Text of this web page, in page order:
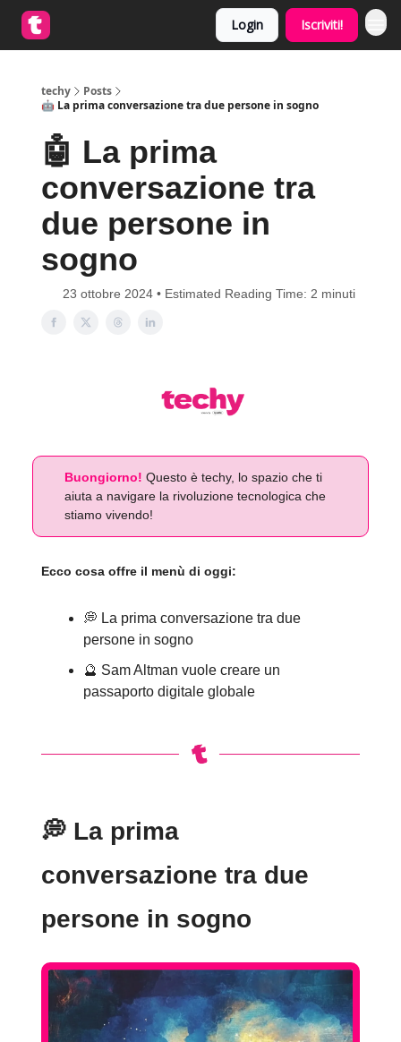
Login Iscriviti!
techy
Posts
🤖 La prima conversazione tra due persone in sogno
🤖 La prima
conversazione tra
due persone in
sogno
23 ottobre 2024 • Estimated Reading Time: 2 minuti
Buongiorno! Questo è techy, lo spazio che ti
aiuta a navigare la rivoluzione tecnologica che
stiamo vivendo!
Ecco cosa offre il menù di oggi:
💭 La prima conversazione tra due
persone in sogno
🔮 Sam Altman vuole creare un
passaporto digitale globale
💭 La prima
conversazione tra due
persone in sogno